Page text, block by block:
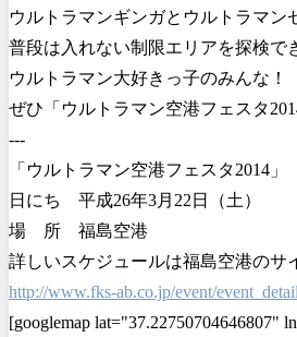
ウルトラマンギンガとウルトラマ
普段は入れない制限エリアを探検で
ウルトラマン大好きっ子のみんな！
ぜひ「ウルトラマン空港フェスタ
---
「ウルトラマン空港フェスタ2014」
日にち 平成26年3月22日（土）
場 所 福島空港
詳しいスケジュールは福島空港のサ
http://www.fks-ab.co.jp/event/
[googlemap lat="37.22750704646807"